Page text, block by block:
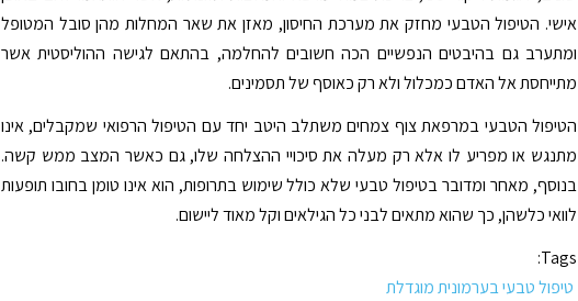
אישי. הטיפול הטבעי מחזק את מערכת החיסון, מאזן את שאר המחלות מהן סובל המטופל
ומתערב גם בהיבטים הנפשיים הכה חשובים להחלמה, בהתאם לגישה ההוליסטית אשר
מתייחסת אל האדם כמכלול ולא רק כאוסף של תסמינים.
הטיפול הטבעי במרפאת צוף צמחים משתלב היטב יחד עם הטיפול הרפואי שמקבלים, אינו
מתנגש או מפריע לו אלא רק מעלה את סיכויי ההצלחה שלו, גם כאשר המצב ממש קשה.
בנוסף, מאחר ומדובר בטיפול טבעי שלא כולל שימוש בתרופות, הוא אינו טומן בחובו תופעות
לוואי כלשהן, כך שהוא מתאים לבני כל הגילאים וקל מאוד ליישום.
Tags:
טיפול טבעי בערמונית מוגדלת